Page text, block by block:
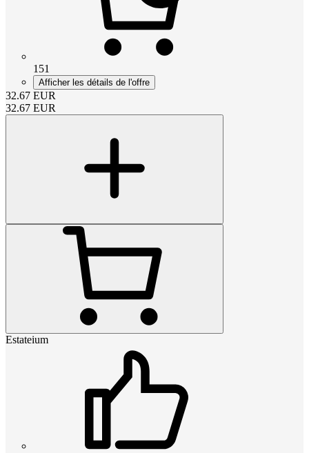
151
Afficher les détails de l'offre
32.67 EUR
32.67 EUR
Estateium